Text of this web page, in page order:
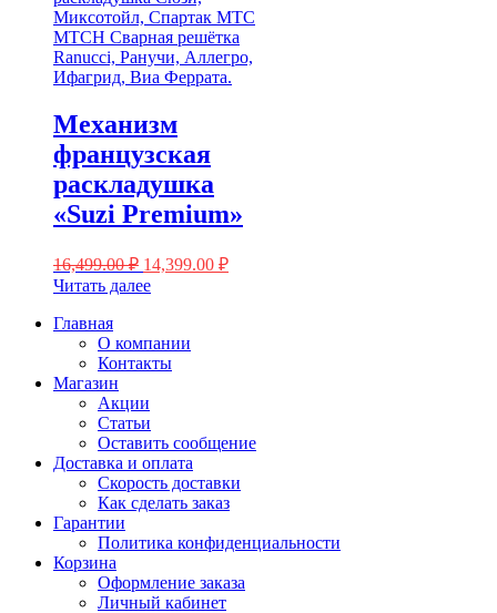
Механизм
французская
раскладушка
«Suzi Premium»
16,499.00₽ Первоначальная
цена
составляла
14,399.00 ₽Текущая
Читать далее
Главная
О компании
Контакты
Магазин
Акции
Статьи
Оставить сообщение
Доставка и оплата
Скорость доставки
Как сделать заказ
Гарантии
Политика конфиденциальности
Корзина
Оформление заказа
Личный кабинет